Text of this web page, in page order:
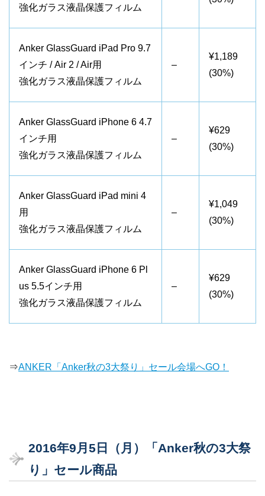
強化ガラス液晶保護フィルム
Anker GlassGuard iPad Pro 9.7
インチ / Air 2 / Air用
強化ガラス液晶保護フィルム
–
¥1,189
(30%)
Anker GlassGuard iPhone 6 4.7
インチ用
強化ガラス液晶保護フィルム
–
¥629
(30%)
Anker GlassGuard iPad mini 4
用
強化ガラス液晶保護フィルム
–
¥1,049
(30%)
Anker GlassGuard iPhone 6 Pl
us 5.5インチ用
強化ガラス液晶保護フィルム
–
¥629
(30%)
⇒ANKER「Anker秋の3大祭り」セール会場へGO！
2016年9月5日（月）「Anker秋の3大祭
り」セール商品